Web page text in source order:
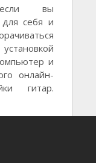
если вы
для себя и
и
онлайн-
гитар.